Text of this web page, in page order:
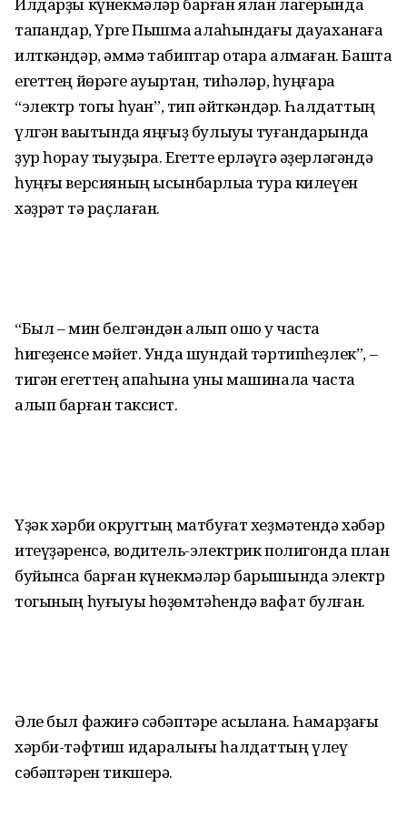
тапҡандар, Үрге Пышма ҡалаһындағы дауаханаға
илткәндәр, әммә табиптар ҡотҡара алмаған. Башта
егеттең йөрәге ауыртҡан, тиһәләр, һуңғараҡ
“электр тогы һуҡҡан”, тип әйткәндәр. Һалдаттың
үлгән ваҡытында яңғыҙ булыуы туғандарында
ҙур һорау тыуҙыра. Егетте ерләүгә әҙерләгәндә
һуңғы версияның ысынбарлыҡҡа тура килеүен
хәҙрәт тә раҫлаған.
“Был – мин белгәндән алып ошо уҡ часта
һигеҙенсе мәйет. Унда шундай тәртипһеҙлек”, –
тигән егеттең апаһына уны машинала частҡа
алып барған таксист.
Үҙәк хәрби округтың матбуғат хеҙмәтендә хәбәр
итеүҙәренсә, водитель-электрик полигонда план
буйынса барған күнекмәләр барышында электр
тогының һуғыуы һөҙөмтәһендә вафат булған.
Әле был фажиғә сәбәптәре асыҡлана. Һамарҙағы
хәрби-тәфтиш идаралығы һалдаттың үлеү
сәбәптәрен тикшерә.